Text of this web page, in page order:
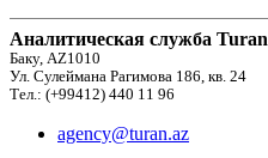
Аналитическая служба Turan
Баку, AZ1010
Ул. Сулеймана Рагимова 186, кв. 24
Тел.: (+99412) 440 11 96
agency@turan.az